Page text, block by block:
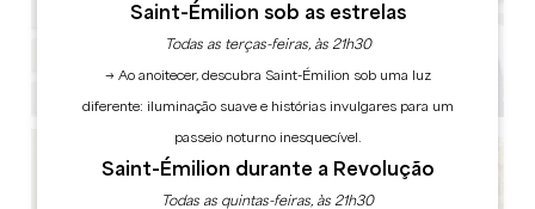
Saint-Émilion sob as estrelas
Todas as terças-feiras, às 21h30
→ Ao anoitecer, descubra Saint-Émilion sob uma luz
diferente: iluminação suave e histórias invulgares para um
passeio noturno inesquecível.
Saint-Émilion durante a Revolução
Todas as quintas-feiras, às 21h30